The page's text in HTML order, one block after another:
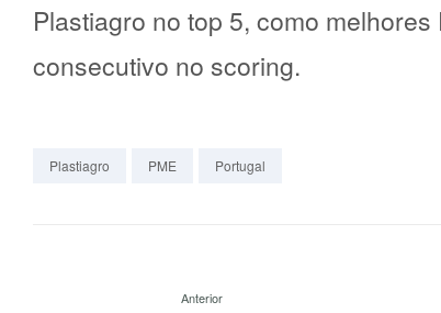
Plastiagro no top 5, como
consecutivo no scoring.
Plastiagro PME Portugal
Anterior